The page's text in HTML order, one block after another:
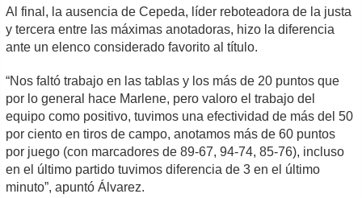
Al final, la ausencia de Cepeda, líder reboteadora de la justa
y tercera entre las máximas anotadoras, hizo la diferencia
ante un elenco considerado favorito al título.
“Nos faltó trabajo en las tablas y los más de 20 puntos que
por lo general hace Marlene, pero valoro el trabajo del
equipo como positivo, tuvimos una efectividad de más del 50
por ciento en tiros de campo, anotamos más de 60 puntos
por juego (con marcadores de 89-67, 94-74, 85-76), incluso
en el último partido tuvimos diferencia de 3 en el último
minuto”, apuntó Álvarez.